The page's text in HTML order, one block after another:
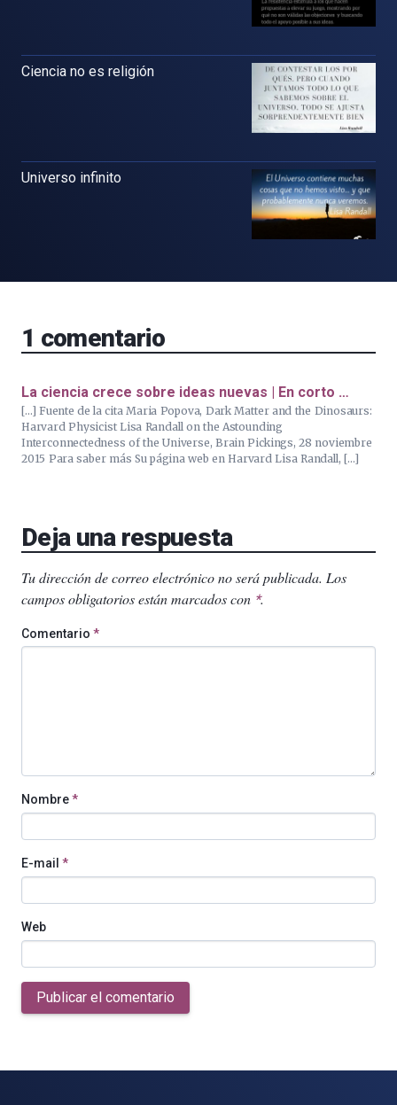
Ciencia no es religión
Universo infinito
1 comentario
La ciencia crece sobre ideas nuevas | En corto …
[…] Fuente de la cita Maria Popova, Dark Matter and the Dinosaurs:
Harvard Physicist Lisa Randall on the Astounding
Interconnectedness of the Universe, Brain Pickings, 28 noviembre
2015 Para saber más Su página web en Harvard Lisa Randall, […]
Deja una respuesta
Tu dirección de correo electrónico no será publicada. Los
campos obligatorios están marcados con *.
Comentario *
Nombre*
E-mail *
Web
Publicar el comentario